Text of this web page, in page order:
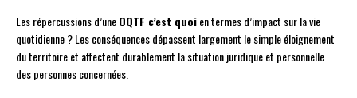
Les répercussions d’uneOQTF c’est quoien termes d’impact sur la vie
quotidienne ? Les conséquences dépassent largement le simple éloignement
du territoire et affectent durablement la situation juridique et personnelle
des personnes concernées.